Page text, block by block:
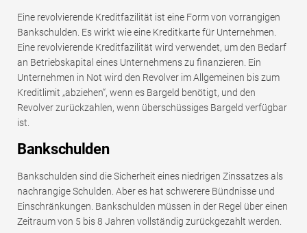
Eine revolvierende Kreditfazilität ist eine Form von vorrangigen
Bankschulden. Es wirkt wie eine Kreditkarte für Unternehmen.
Eine revolvierende Kreditfazilität wird verwendet, um den Bedarf
an Betriebskapital eines Unternehmens zu finanzieren. Ein
Unternehmen in Not wird den Revolver im Allgemeinen bis zum
Kreditlimit „abziehen“, wenn es Bargeld benötigt, und den
Revolver zurückzahlen, wenn überschüssiges Bargeld verfügbar
ist.
Bankschulden
Bankschulden sind die Sicherheit eines niedrigen Zinssatzes als
nachrangige Schulden. Aber es hat schwerere Bündnisse und
Einschränkungen. Bankschulden müssen in der Regel über einen
Zeitraum von 5 bis 8 Jahren vollständig zurückgezahlt werden.